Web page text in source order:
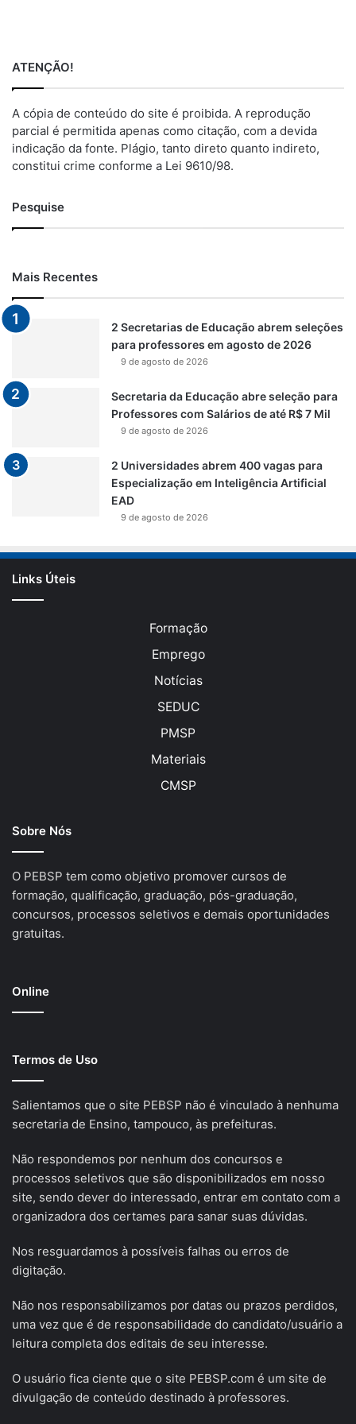
ATENÇÃO!
A cópia de conteúdo do site é proibida. A reprodução
parcial é permitida apenas como citação, com a devida
indicação da fonte. Plágio, tanto direto quanto indireto,
constitui crime conforme a Lei 9610/98.
Pesquise
Mais Recentes
2 Secretarias de Educação abrem seleções
para professores em agosto de 2026
9 de agosto de 2026
Secretaria da Educação abre seleção para
Professores com Salários de até R$ 7 Mil
9 de agosto de 2026
2 Universidades abrem 400 vagas para
Especialização em Inteligência Artificial
EAD
9 de agosto de 2026
Links Úteis
Formação
Emprego
Notícias
SEDUC
PMSP
Materiais
CMSP
Sobre Nós
O PEBSP tem como objetivo promover cursos de
formação, qualificação, graduação, pós-graduação,
concursos, processos seletivos e demais oportunidades
gratuitas.
Online
Termos de Uso
Salientamos que o site PEBSP não é vinculado à nenhuma
secretaria de Ensino, tampouco, às prefeituras.
Não respondemos por nenhum dos concursos e
processos seletivos que são disponibilizados em nosso
site, sendo dever do interessado, entrar em contato com a
organizadora dos certames para sanar suas dúvidas.
Nos resguardamos à possíveis falhas ou erros de
digitação.
Não nos responsabilizamos por datas ou prazos perdidos,
uma vez que é de responsabilidade do candidato/usuário a
leitura completa dos editais de seu interesse.
O usuário fica ciente que o site PEBSP.com é um site de
divulgação de conteúdo destinado à professores.